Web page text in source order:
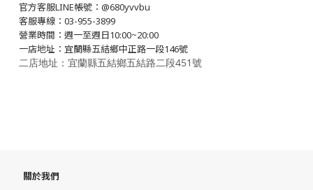
官方客服LINE帳號：@680yvvbu
客服專線：03-955-3899
營業時間：週一至週日10:00~20:00
一店地址：宜蘭縣五結鄉中正路一段146號
二店地址：宜蘭縣五結鄉五結路二段451號
關於我們